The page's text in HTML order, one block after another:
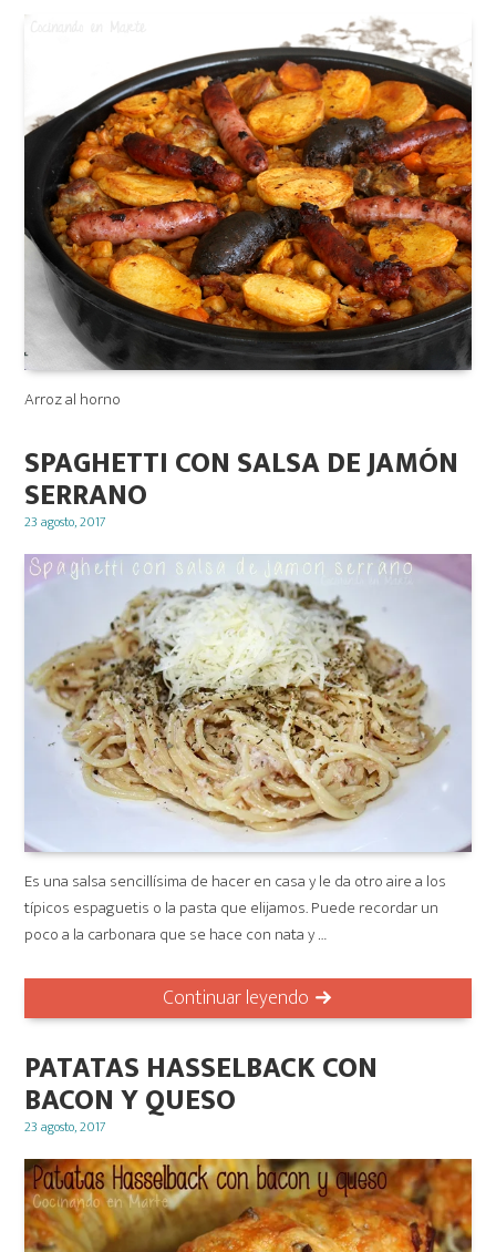
Arroz al horno
SPAGHETTI CON SALSA DE JAMÓN
SERRANO
Posted
23 agosto, 2017
Es una salsa sencillísima de hacer en casa y le da otro aire a los
típicos espaguetis o la pasta que elijamos. Puede recordar un
poco a la carbonara que se hace con nata y …
Continuar leyendo
PATATAS HASSELBACK CON
BACON Y QUESO
Posted
23 agosto, 2017